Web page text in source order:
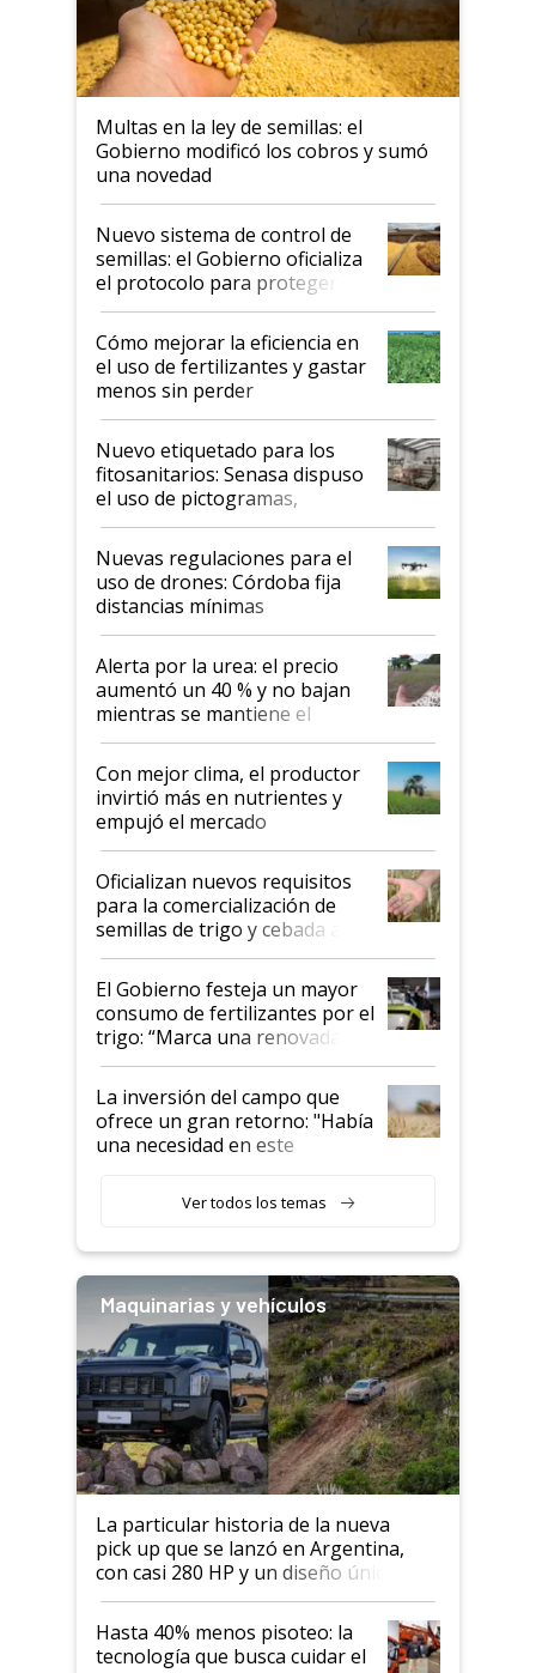
Multas en la ley de semillas: el
Gobierno modificó los cobros y sumó
una novedad
Nuevo sistema de control de
semillas: el Gobierno oficializa
el protocolo para proteger la
propiedad intelectual
Cómo mejorar la eficiencia en
el uso de fertilizantes y gastar
menos sin perder
productividad en la campaña
fina
Nuevo etiquetado para los
fitosanitarios: Senasa dispuso
el uso de pictogramas,
palabras de advertencia e
indicaciones
Nuevas regulaciones para el
uso de drones: Córdoba fija
distancias mínimas
Alerta por la urea: el precio
aumentó un 40 % y no bajan
mientras se mantiene el
conflicto en Medio Oriente
Con mejor clima, el productor
invirtió más en nutrientes y
empujó el mercado
Oficializan nuevos requisitos
para la comercialización de
semillas de trigo y cebada a
granel
El Gobierno festeja un mayor
consumo de fertilizantes por el
trigo: “Marca una renovada
confianza de los productores”
La inversión del campo que
ofrece un gran retorno: "Había
una necesidad en este
Ver todos los temas
Maquinarias y vehículos
La particular historia de la nueva
pick up que se lanzó en Argentina,
con casi 280 HP y un diseño único: a
cuánto se vende
Hasta 40% menos pisoteo: la
tecnología que busca cuidar el